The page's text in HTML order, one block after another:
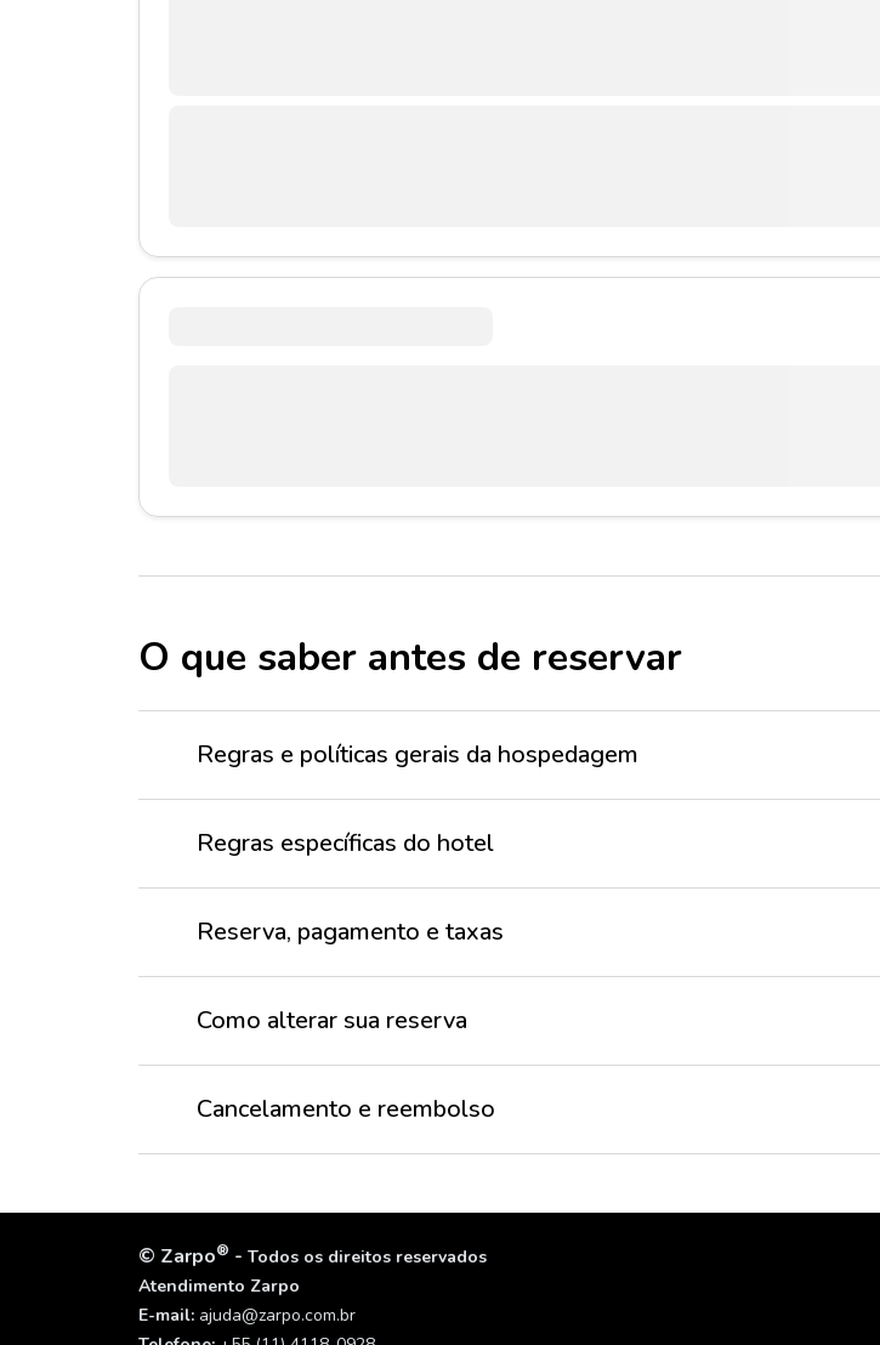
O que saber antes de reservar
Regras e políticas gerais da hospedagem
Regras específicas do hotel
Reserva, pagamento e taxas
Como alterar sua reserva
Cancelamento e reembolso
© Zarpo® - Todos os direitos reservados
Atendimento Zarpo
E-mail: ajuda@zarpo.com.br